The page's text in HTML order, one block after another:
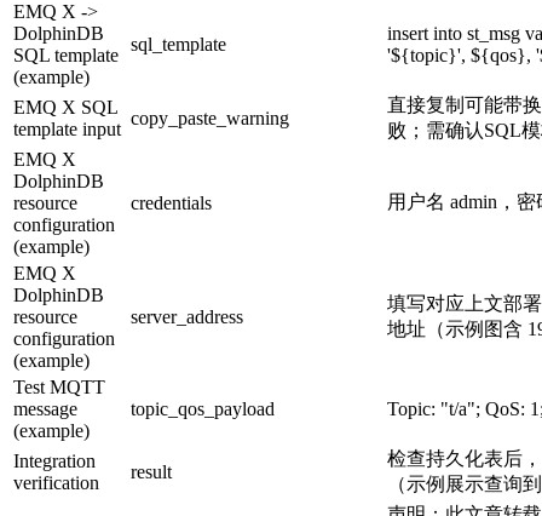
EMQ X ->
DolphinDB
SQL template
(example)
sql_template
insert into st_msg
'${topic}', ${qos},
EMQ X SQL
template input
copy_paste_warning
直接复制可能带
败；需确认SQL
EMQ X
DolphinDB
resource
configuration
(example)
credentials 用户名 admin，密
EMQ X
DolphinDB
resource
configuration
(example)
server_address
填写对应上文部
地址（示例图含
Test MQTT
message
(example)
topic_qos_payload Topic: "t/a"; QoS:
Integration
verification
result
检查持久化表后
（示例展示查询